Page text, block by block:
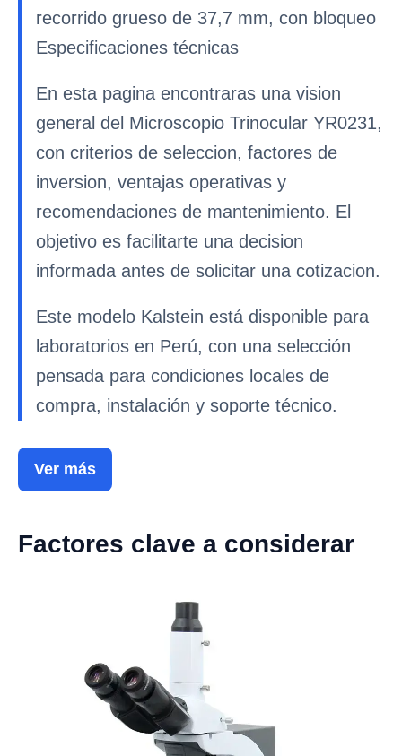
recorrido grueso de 37,7 mm, con bloqueo
Especificaciones técnicas
En esta pagina encontraras una vision
general del Microscopio Trinocular YR0231,
con criterios de seleccion, factores de
inversion, ventajas operativas y
recomendaciones de mantenimiento. El
objetivo es facilitarte una decision
informada antes de solicitar una cotizacion.
Este modelo Kalstein está disponible para
laboratorios en Perú, con una selección
pensada para condiciones locales de
compra, instalación y soporte técnico.
Ver más
Factores clave a considerar